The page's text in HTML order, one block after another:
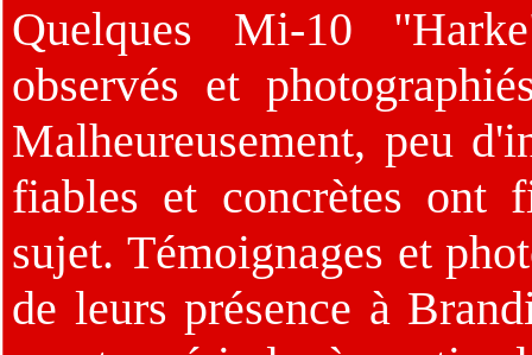
Quelques Mi-10
observés et
Malheureusement, peu
fiables et concrètes ont
sujet. Témoignages et
de leurs présence à